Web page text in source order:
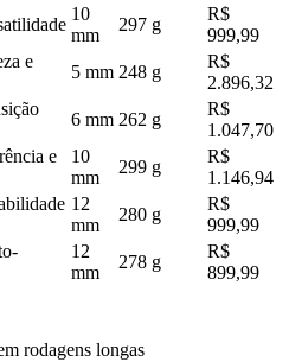
10
mm
297 g
R$
999,99
e
5 mm 248 g
R$
2.896,32
6 mm 262 g
R$
1.047,70
e
10
mm
299 g
R$
1.146,94
12
mm
280 g
R$
999,99
12
mm
278 g
R$
899,99
rodagens longas